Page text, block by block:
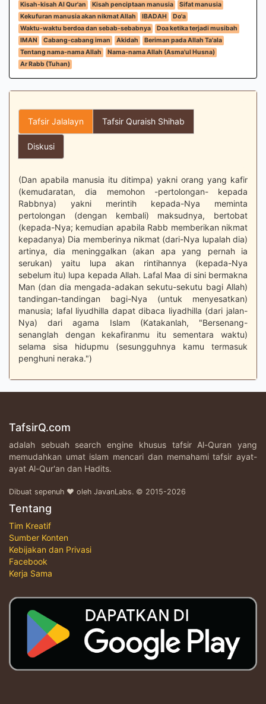
Kisah-kisah Al Qur'an
Kisah penciptaan manusia
Sifat manusia
Kekufuran manusia akan nikmat Allah
IBADAH
Do'a
Waktu-waktu berdoa dan sebab-sebabnya
Doa ketika terjadi musibah
IMAN
Cabang-cabang iman Akidah
Beriman pada Allah Ta'ala
Tentang nama-nama Allah
Nama-nama Allah (Asma'ul Husna)
Ar Rabb (Tuhan)
Tafsir Jalalayn Tafsir Quraish Shihab
Diskusi
(Dan apabila manusia itu ditimpa) yakni orang yang kafir
(kemudaratan, dia memohon -pertolongan- kepada
Rabbnya) yakni merintih kepada-Nya meminta
pertolongan (dengan kembali) maksudnya, bertobat
(kepada-Nya; kemudian apabila Rabb memberikan nikmat
kepadanya) Dia memberinya nikmat (dari-Nya lupalah dia)
artinya, dia meninggalkan (akan apa yang pernah ia
serukan) yaitu lupa akan rintihannya (kepada-Nya
sebelum itu) lupa kepada Allah. Lafal Maa di sini bermakna
Man (dan dia mengada-adakan sekutu-sekutu bagi Allah)
tandingan-tandingan bagi-Nya (untuk menyesatkan)
manusia; lafal liyudhilla dapat dibaca liyadhilla (dari jalan-
Nya) dari agama Islam (Katakanlah, "Bersenang-
senanglah dengan kekafiranmu itu sementara waktu)
selama sisa hidupmu (sesungguhnya kamu termasuk
penghuni neraka.")
TafsirQ.com
adalah sebuah search engine khusus tafsir Al-Quran yang
memudahkan umat islam mencari dan memahami tafsir ayat-
ayat Al-Qur'an dan Hadits.
Dibuat sepenuh ♥ oleh JavanLabs. © 2015-2026
Tentang
Tim Kreatif
Sumber Konten
Kebijakan dan Privasi
Facebook
Kerja Sama